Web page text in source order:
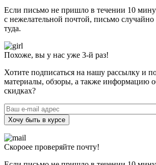
Если письмо не пришло в течении 10
с нежелательной почтой, письмо
туда.
Похоже, вы у нас уже 3-й раз!
Хотите подписаться на нашу рассылку и
материалы, обзоры, а также информацию
скидках?
Хочу быть в курсе
Скороее проверяйте почту!